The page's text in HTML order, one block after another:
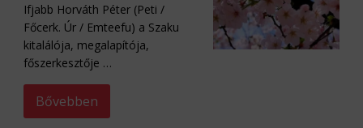
Ifjabb Horváth Péter (Peti /
Főcerk. Úr / Emteefu) a Szaku
kitalálója, megalapítója,
főszerkesztője …
Bővebben